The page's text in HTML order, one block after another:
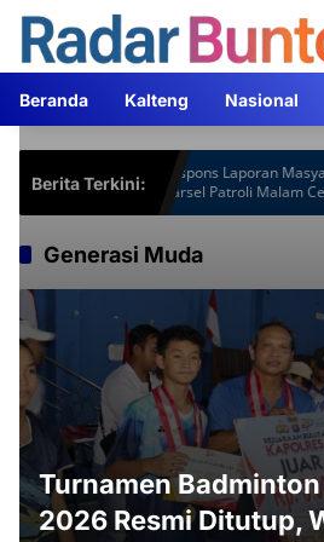
Langsung
konten
Beranda Kalteng Nasional
Berita Terkini:Respons Laporan Masyarakat,
Barsel Patroli Malam Cegah
Knalpot Brong
Generasi Muda
Turnamen
2026 Resmi Ditutup,